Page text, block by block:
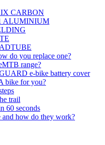
CARBON
ALUMINIUM
do you replace one?
range?
e-bike battery cover
bike for you?
trail
60 seconds
and how do they work?